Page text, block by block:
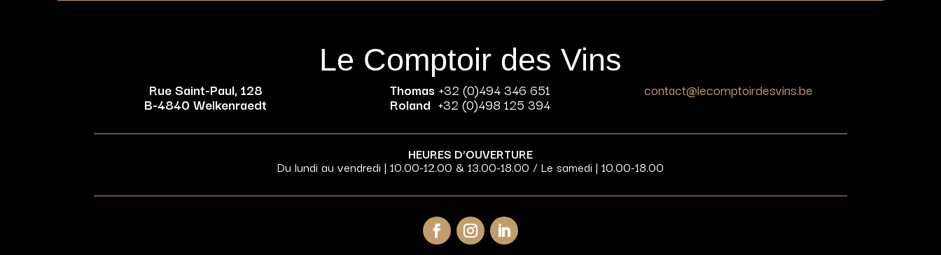
Le Comptoir des Vins
Rue Saint-Paul, 128
B-4840 Welkenraedt
Thomas +32 (0)494 346 651
Roland +32 (0)498 125 394
contact@lecomptoirdesvins.be
HEURES D’OUVERTURE
Du lundi au vendredi | 10.00-12.00 & 13.00-18.00 / Le samedi | 10.00-18.00